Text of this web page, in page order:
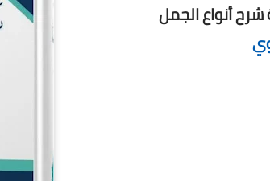
أنواع الجمل